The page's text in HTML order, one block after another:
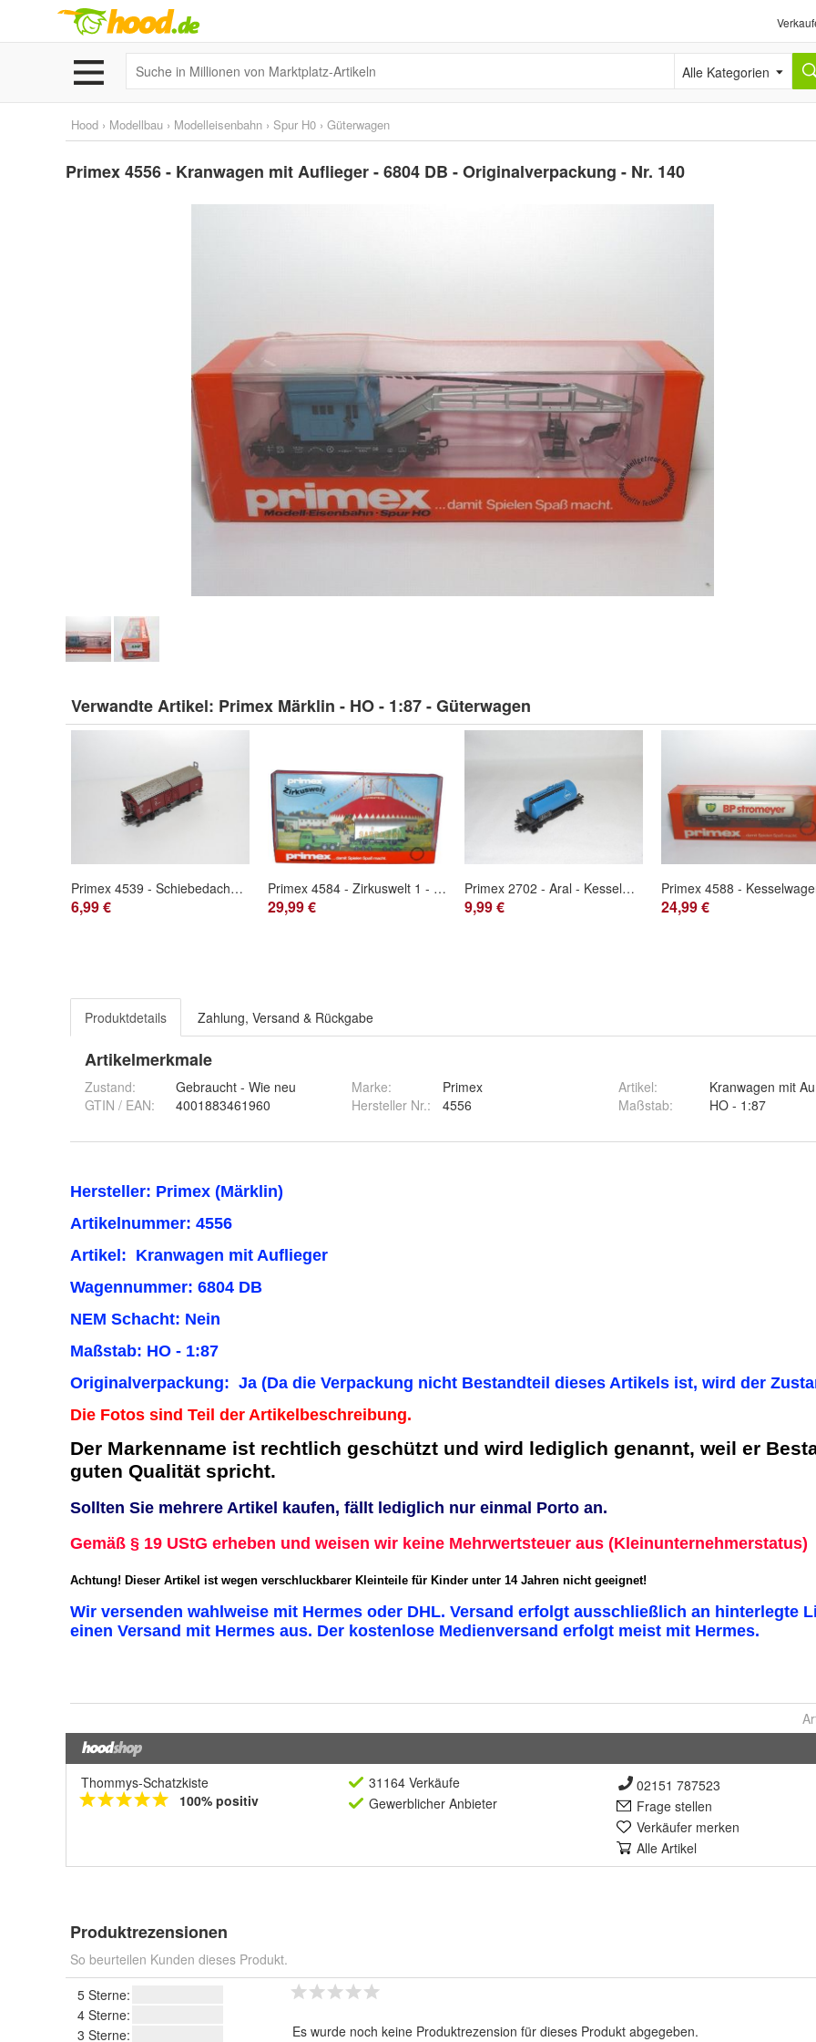
Alle Kategorien
Hood › Modellbau › Modelleisenbahn › Spur H0 › Güterwagen
Primex 4556 - Kranwagen mit Auflieger - 6804 DB - Originalverpackung - Nr. 140
Verwandte Artikel: Primex Märklin - HO - 1:87 - Güterwagen
Primex 4539 - Schiebedachwagen - 570 3 425-6 DB - HO - 1:87 - OVP - Nr. 134
6,99 €
Primex 4584 - Zirkuswelt 1 - Sarrasani - Cirkus - HO - 1:87 - Originalverpackung
29,99 €
Primex 2702 - Aral - Kesselwagen 000 7646-9 DB Bochum - HO - 1:87
9,99 € 24,99 €
Produktdetails Zahlung, Versand & Rückgabe
Artikelmerkmale
Zustand:
Gebraucht - Wie neu
GTIN / EAN:
4001883461960
Marke:
Primex
Hersteller Nr.:
4556
Artikel:
Kranwagen mit
Maßstab: HO - 1:87
Thommys-Schatzkiste
100% positiv
31164 Verkäufe
Gewerblicher Anbieter
02151 787523
Frage stellen
Verkäufer merken
Alle Artikel
Produktrezensionen
So beurteilen Kunden dieses Produkt.
5 Sterne:
4 Sterne:
3 Sterne:
Es wurde noch keine Produktrezension für dieses Produkt abgegeben.